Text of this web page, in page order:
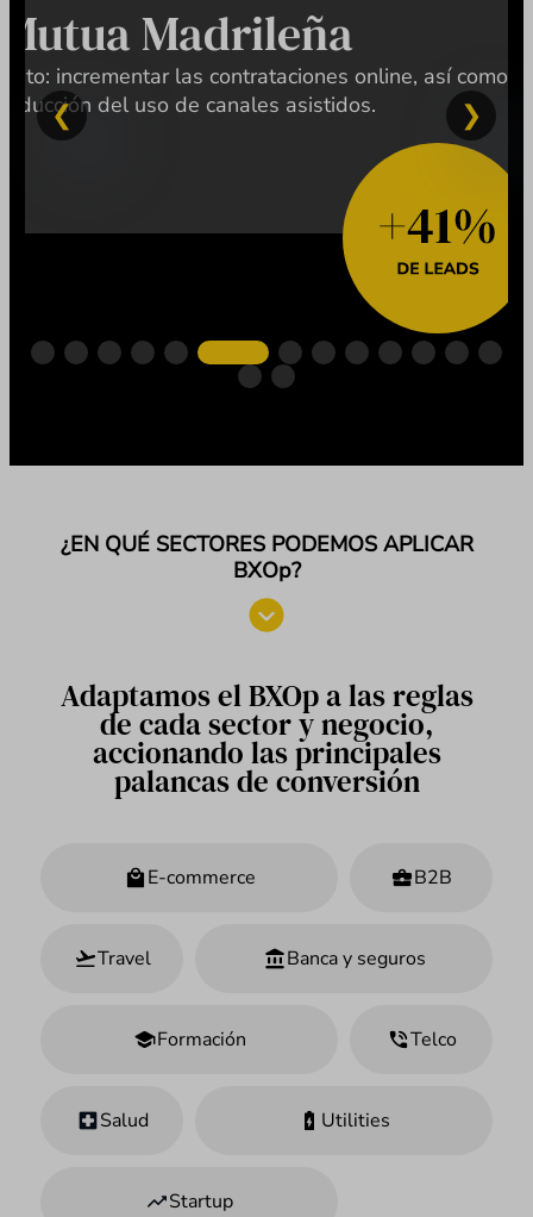
Mutua Madrileña
Reto: incrementar las contrataciones online, así como la
reducción del uso de canales asistidos.
¿EN QUÉ SECTORES PODEMOS APLICAR
BXOp?
Adaptamos el BXOp a las reglas
de cada sector y negocio,
accionando las principales
palancas de conversión
E-commerce B2B
Banca y seguros
Travel
Formación Telco
Utilities
Salud
Startup